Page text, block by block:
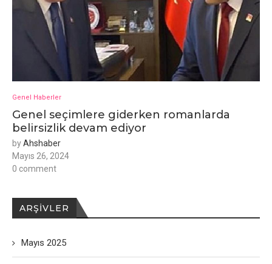
Genel Haberler
Genel seçimlere giderken romanlarda
belirsizlik devam ediyor
byAhshaber
Mayıs 26, 2024
0 comment
ARŞIVLER
Mayıs 2025